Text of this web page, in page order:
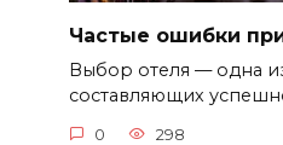
Частые ошибки
Выбор отеля — одна
составляющих
0 298